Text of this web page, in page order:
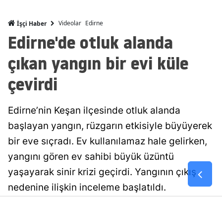
Muğla
Niğde
Rize
İşçi Haber Videolar Edirne
Edirne'de otluk alanda
çıkan yangın bir evi küle
çevirdi
Edirne’nin Keşan ilçesinde otluk alanda
başlayan yangın, rüzgarın etkisiyle büyüyerek
bir eve sıçradı. Ev kullanılamaz hale gelirken,
yangını gören ev sahibi büyük üzüntü
yaşayarak sinir krizi geçirdi. Yangının çıkış
nedenine ilişkin inceleme başlatıldı.